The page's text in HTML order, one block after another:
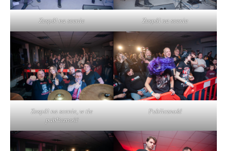
Zespół na scenie Zespół na scenie
Zespół na scenie, w tle
publiczność
Publiczność